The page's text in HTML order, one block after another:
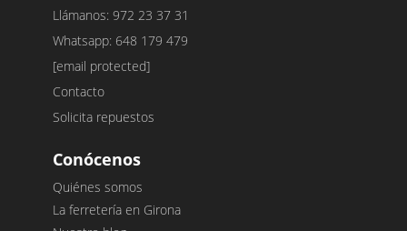
Llámanos: 972 23 37 31
Whatsapp: 648 179 479
[email protected]
Contacto
Solicita repuestos
Conócenos
Quiénes somos
La ferretería en Girona